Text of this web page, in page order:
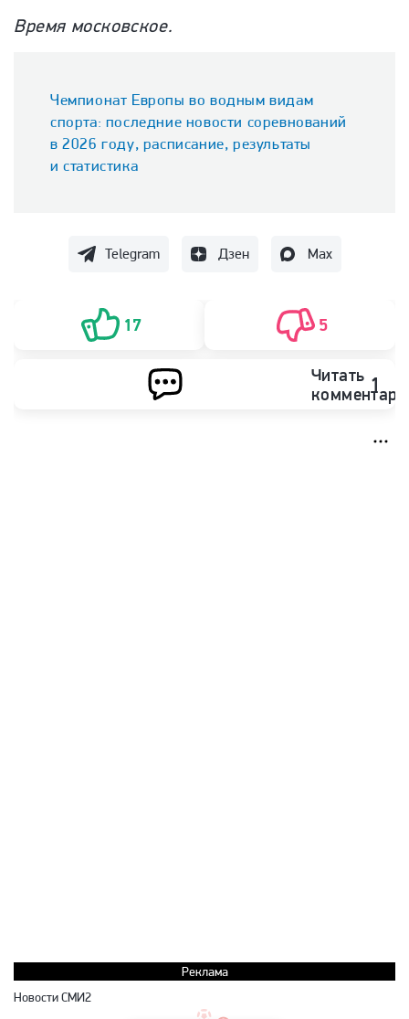
Время московское.
Чемпионат Европы во водным видам
спорта: последние новости соревнований
в 2026 году, расписание, результаты
и статистика
Telegram Дзен Max
17 5
Читать 1
Реклама
Новости СМИ2